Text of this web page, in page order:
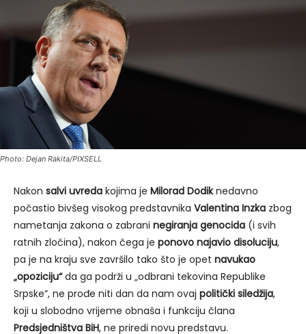
Photo: Dejan Rakita/PIXSELL
Nakon salvi uvreda kojima je Milorad Dodiknedavno
počastio bivšeg visokog predstavnika Valentina Inzka zbog
nametanja zakona o zabrani negiranja genocida (i svih
ratnih zločina), nakon čega je ponovo najavio disoluciju,
pa je na kraju sve završilo tako što je opet navukao
„opoziciju“da ga podrži u „odbrani tekovina Republike
Srpske“, ne prođe niti dan da nam ovaj politički siledžija,
koji u slobodno vrijeme obnaša i funkciju člana
Predsjedništva BiH, ne priredi novu predstavu.